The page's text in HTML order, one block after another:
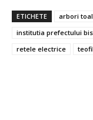
ETICHETE
arbori
institutia prefectului
retele electrice